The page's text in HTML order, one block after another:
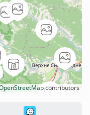
contributors